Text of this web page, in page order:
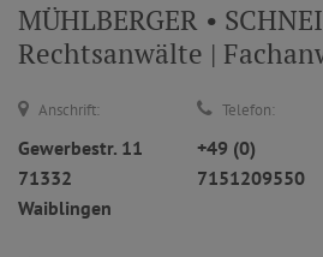
MÜHLBERGER •
Rechtsanwälte |
Anschrift:
Gewerbestr. 11
71332
Waiblingen
Telefon:
+49 (0)
7151209550